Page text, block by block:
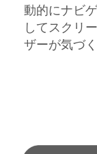
動的にナビ
してスクリ
ザーが気づ